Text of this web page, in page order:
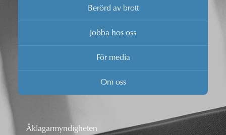
Berörd av brott
Jobba hos oss
För media
Om oss
Åklagarmyndigheten